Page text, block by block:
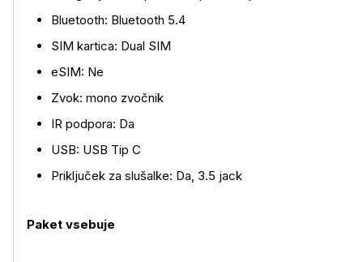
Bluetooth: Bluetooth 5.4
SIM kartica: Dual SIM
eSIM: Ne
Zvok: mono zvočnik
IR podpora: Da
USB: USB Tip C
Priključek za slušalke: Da, 3.5 jack
Paket vsebuje